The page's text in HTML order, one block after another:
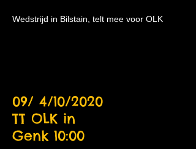
Wedstrijd in Bilstain, telt mee voor OLK
09/ 4/10/2020
TT OLK in
Genk 10:00